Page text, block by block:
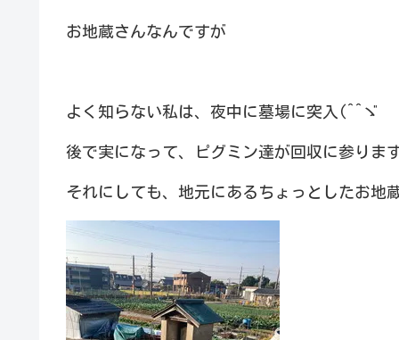
お地蔵さんなんですが
よく知らない私は、夜中に墓場に突入(^^ゞ
後で実になって、ピグミン達が回収に参ります
それにしても、地元にあるちょっとしたお地